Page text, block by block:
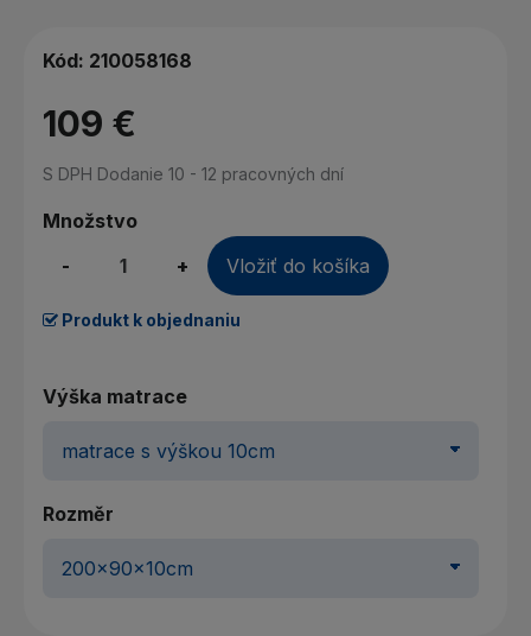
Kód: 210058168
109 €
S DPH Dodanie 10 - 12 pracovných dní
Množstvo
-
+ Vložiť do košíka
Produkt k objednaniu
Výška matrace
Rozměr